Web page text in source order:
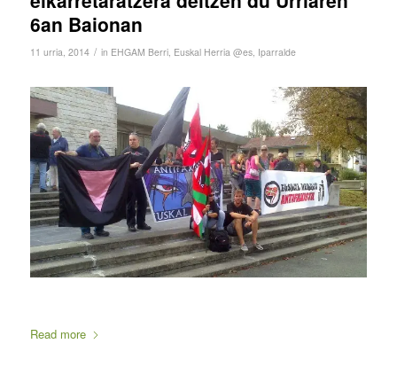
6an Baionan
11 urria, 2014 / in EHGAM Berri, Euskal Herria @es, Iparralde
Read more